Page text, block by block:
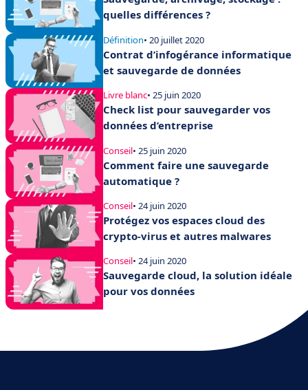
quelles différences ?
Définition• 20 juillet 2020
Contrat d’infogérance informatique
et sauvegarde de données
Livre blanc• 25 juin 2020
Check list pour sauvegarder vos
données d’entreprise
Conseil• 25 juin 2020
Comment faire une sauvegarde
automatique ?
Conseil• 24 juin 2020
Protégez vos espaces cloud des
crypto-virus et autres malwares
Conseil• 24 juin 2020
Sauvegarde cloud, la solution idéale
pour vos données